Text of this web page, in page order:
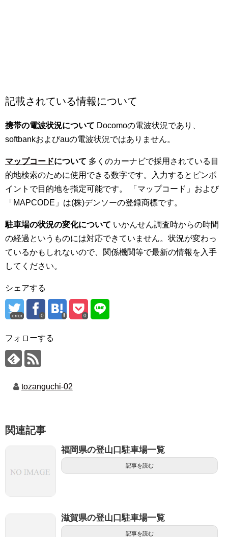
記載されている情報について
携帯の電波状況について Docomoの電波状況であり、
softbankおよびauの電波状況ではありません。
マップコードについて 多くのカーナビで採用されている目
的地検索のために使用できる数字です。入力するとピンポ
イントで目的地を指定可能です。 「マップコード」および
「MAPCODE」は(株)デンソーの登録商標です。
駐車場の状況の変化について いかんせん調査時からの時間
の経過というものには対応できていません。状況が変わっ
ているかもしれないので、関係機関等で最新の情報を入手
してください。
シェアする
error 0 0
フォローする
tozanguchi-02
関連記事
福岡県の登山口駐車場一覧
記事を読む
滋賀県の登山口駐車場一覧
記事を読む